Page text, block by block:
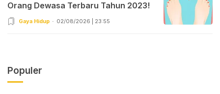
Orang Dewasa Terbaru Tahun 2023!
Gaya Hidup 02/08/2026 | 23:55
Populer